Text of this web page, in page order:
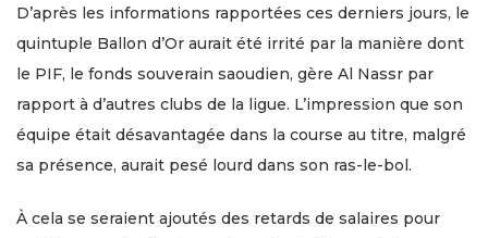
D’après les informations rapportées ces derniers jours, le
quintuple Ballon d’Or aurait été irrité par la manière dont
le PIF, le fonds souverain saoudien, gère Al Nassr par
rapport à d’autres clubs de la ligue. L’impression que son
équipe était désavantagée dans la course au titre, malgré
sa présence, aurait pesé lourd dans son ras-le-bol.
À cela se seraient ajoutés des retards de salaires pour